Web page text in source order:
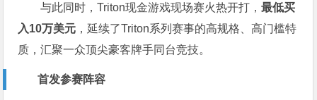
与此同时，Triton现金游戏现场赛火热开打，最低买
入10万美元 ，延续了Triton系列赛事的高规格、高门槛特
质，汇聚一众顶尖豪客牌手同台竞技。
首发参赛阵容